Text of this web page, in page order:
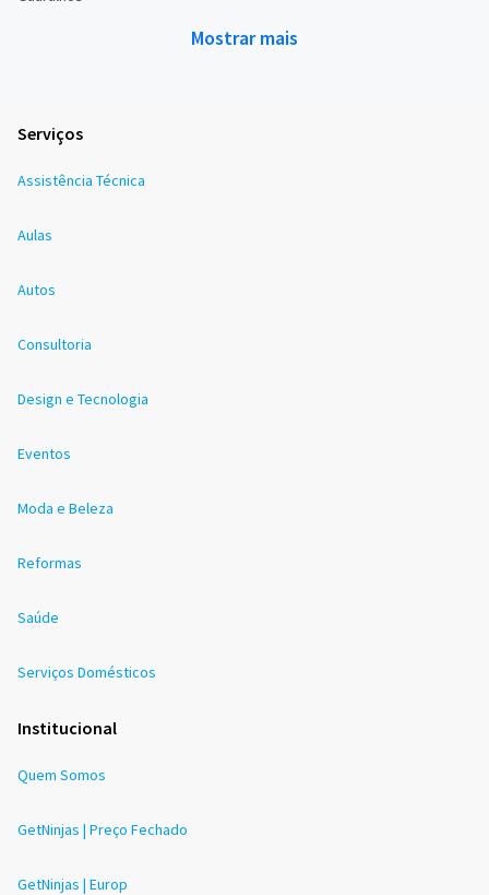
Mostrar mais
Serviços
Assistência Técnica
Aulas
Autos
Consultoria
Design e Tecnologia
Eventos
Moda e Beleza
Reformas
Saúde
Serviços Domésticos
Institucional
Quem Somos
GetNinjas | Preço Fechado
GetNinjas | Europ